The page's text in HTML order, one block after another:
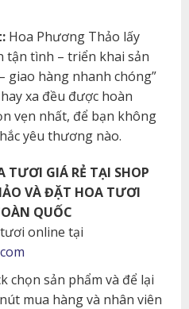
Hoa Phương Thảo lấy
tận tình – triển khai sản
giao hàng nhanh chóng”
xa đều được hoàn
vẹn nhất, để bạn không
yêu thương nào.
TƯƠI GIÁ RẺ TẠI SHOP
VÀ ĐẶT HOA TƯƠI
QUỐC
online tại
chọn sản phẩm và để lại
mua hàng và nhân viên